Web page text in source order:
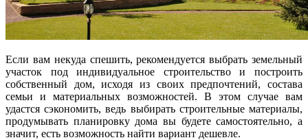
Если вам некуда спешить, рекомендуется выбрать земельный
участок под индивидуальное строительство и построить
собственный дом, исходя из своих предпочтений, состава
семьи и материальных возможностей. В этом случае вам
удастся сэкономить, ведь выбирать строительные материалы,
продумывать планировку дома вы будете самостоятельно, а
значит, есть возможность найти вариант дешевле.